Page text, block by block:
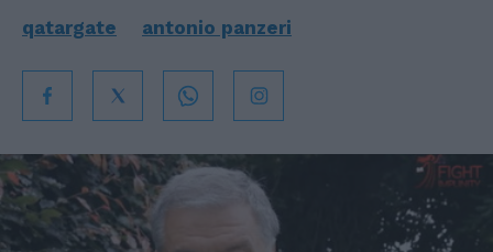
qatargate antonio panzeri